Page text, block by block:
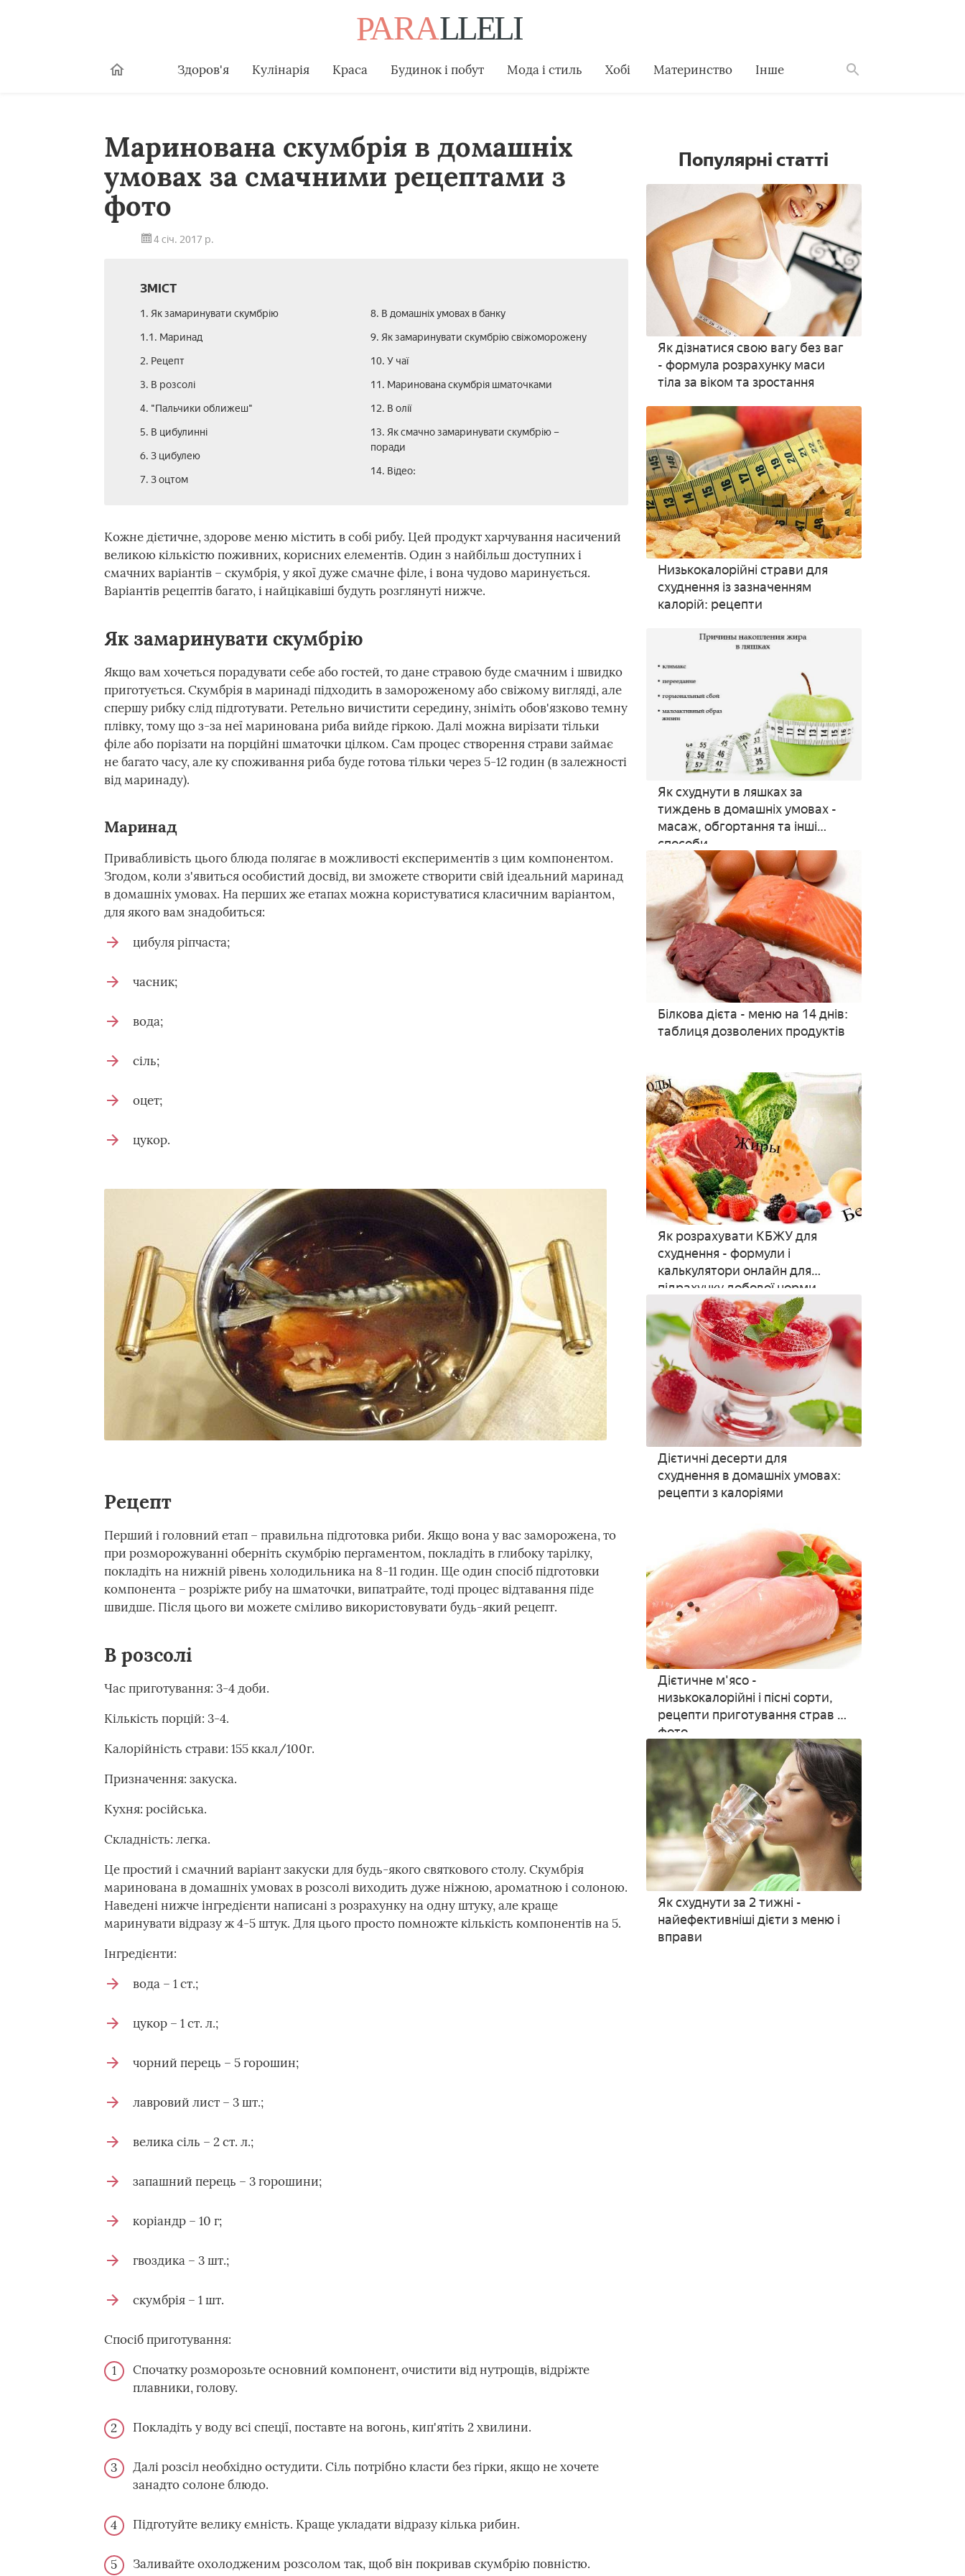
Здоров'я Кулінарія Краса Будинок і побут Мода і стиль Хобі Материнство Інше
Маринована скумбрія в домашніх
умовах за смачними рецептами з
фото
4 січ. 2017 р.
ЗМІСТ
1. Як замаринувати скумбрію
1.1. Маринад
2. Рецепт
3. В розсолі
4. "Пальчики оближеш"
5. В цибулинні
6. З цибулею
7. З оцтом
8. В домашніх умовах в банку
9. Як замаринувати скумбрію свіжоморожену
10. У чаї
11. Маринована скумбрія шматочками
12. В олії
13. Як смачно замаринувати скумбрію –
поради
14. Відео:
Кожне дієтичне, здорове меню містить в собі рибу. Цей продукт харчування насичений
великою кількістю поживних, корисних елементів. Один з найбільш доступних і
смачних варіантів – скумбрія, у якої дуже смачне філе, і вона чудово маринується.
Варіантів рецептів багато, і найцікавіші будуть розглянуті нижче.
Як замаринувати скумбрію
Якщо вам хочеться порадувати себе або гостей, то дане стравою буде смачним і швидко
приготується. Скумбрія в маринаді підходить в замороженому або свіжому вигляді, але
спершу рибку слід підготувати. Ретельно вичистити середину, зніміть обов'язково темну
плівку, тому що з-за неї маринована риба вийде гіркою. Далі можна вирізати тільки
філе або порізати на порційні шматочки цілком. Сам процес створення страви займає
не багато часу, але ку споживання риба буде готова тільки через 5-12 годин (в залежності
від маринаду).
Маринад
Привабливість цього блюда полягає в можливості експериментів з цим компонентом.
Згодом, коли з'явиться особистий досвід, ви зможете створити свій ідеальний маринад
в домашніх умовах. На перших же етапах можна користуватися класичним варіантом,
для якого вам знадобиться:
цибуля ріпчаста;
часник;
вода;
сіль;
оцет;
цукор.
Рецепт
Перший і головний етап – правильна підготовка риби. Якщо вона у вас заморожена, то
при розморожуванні оберніть скумбрію пергаментом, покладіть в глибоку тарілку,
покладіть на нижній рівень холодильника на 8-11 годин. Ще один спосіб підготовки
компонента – розріжте рибу на шматочки, випатрайте, тоді процес відтавання піде
швидше. Після цього ви можете сміливо використовувати будь-який рецепт.
В розсолі
Час приготування: 3-4 доби.
Кількість порцій: 3-4.
Калорійність страви: 155 ккал/100г.
Призначення: закуска.
Кухня: російська.
Складність: легка.
Це простий і смачний варіант закуски для будь-якого святкового столу. Скумбрія
маринована в домашніх умовах в розсолі виходить дуже ніжною, ароматною і солоною.
Наведені нижче інгредієнти написані з розрахунку на одну штуку, але краще
маринувати відразу ж 4-5 штук. Для цього просто помножте кількість компонентів на 5.
Інгредієнти:
вода – 1 ст.;
цукор – 1 ст. л.;
чорний перець – 5 горошин;
лавровий лист – 3 шт.;
велика сіль – 2 ст. л.;
запашний перець – 3 горошини;
коріандр – 10 г;
гвоздика – 3 шт.;
скумбрія – 1 шт.
Спосіб приготування:
Спочатку розморозьте основний компонент, очистити від нутрощів, відріжте
плавники, голову.
Покладіть у воду всі спеції, поставте на вогонь, кип'ятіть 2 хвилини.
Далі розсіл необхідно остудити. Сіль потрібно класти без гірки, якщо не хочете
занадто солоне блюдо.
Підготуйте велику ємність. Краще укладати відразу кілька рибин.
Заливайте охолодженим розсолом так, щоб він покривав скумбрію повністю.
Популярні статті
Як дізнатися свою вагу без ваг
- формула розрахунку маси
тіла за віком та зростання
Низькокалорійні страви для
схуднення із зазначенням
калорій: рецепти
Як схуднути в ляшках за
тиждень в домашніх умовах -
масаж, обгортання та інші
способи
Білкова дієта - меню на 14 днів:
таблиця дозволених продуктів
Як розрахувати КБЖУ для
схуднення - формули і
калькулятори онлайн для
підрахунку добової норми
Дієтичні десерти для
схуднення в домашніх умовах:
рецепти з калоріями
Дієтичне м'ясо -
низькокалорійні і пісні сорти,
рецепти приготування страв з
фото
Як схуднути за 2 тижні -
найефективніші дієти з меню і
вправи